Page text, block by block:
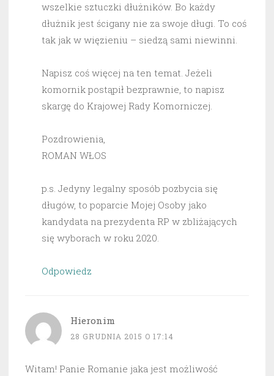
wszelkie sztuczki dłużników. Bo każdy
dłużnik jest ścigany nie za swoje długi. To coś
tak jak w więzieniu – siedzą sami niewinni.
Napisz coś więcej na ten temat. Jeżeli
komornik postąpił bezprawnie, to napisz
skargę do Krajowej Rady Komorniczej.
Pozdrowienia,
ROMAN WŁOS
p.s. Jedyny legalny sposób pozbycia się
długów, to poparcie Mojej Osoby jako
kandydata na prezydenta RP w zbliżających
się wyborach w roku 2020.
Odpowiedz
Hieronim
28 GRUDNIA 2015 O 17:14
Witam! Panie Romanie jaka jest możliwość